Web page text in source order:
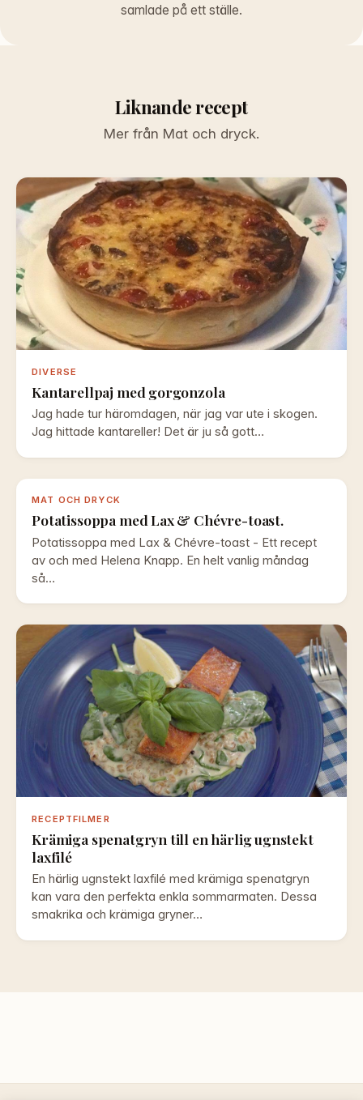
samlade på ett ställe.
Liknande recept
Mer från Mat och dryck.
DIVERSE
Kantarellpaj med gorgonzola
Jag hade tur häromdagen, när jag var ute i skogen.
Jag hittade kantareller! Det är ju så gott…
MAT OCH DRYCK
Potatissoppa med Lax & Chévre-toast.
Potatissoppa med Lax & Chévre-toast - Ett recept
av och med Helena Knapp. En helt vanlig måndag
så…
RECEPTFILMER
Krämiga spenatgryn till en härlig ugnstekt
laxfilé
En härlig ugnstekt laxfilé med krämiga spenatgryn
kan vara den perfekta enkla sommarmaten. Dessa
smakrika och krämiga gryner…